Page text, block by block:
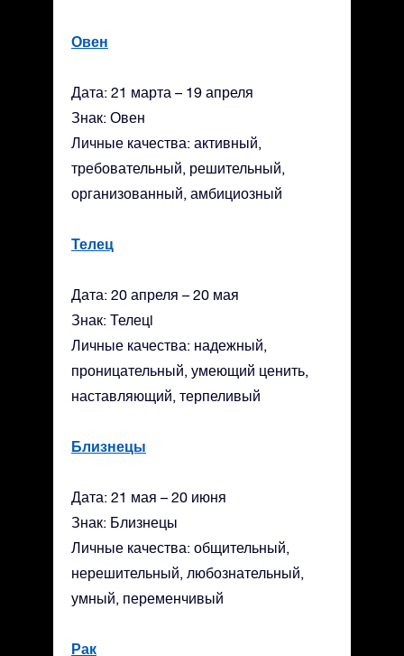
Овен
Дата: 21 марта – 19 апреля
Знак: Овен
Личные качества: активный,
требовательный, решительный,
организованный, амбициозный
Телец
Дата: 20 апреля – 20 мая
Знак: Телецl
Личные качества: надежный,
проницательный, умеющий ценить,
наставляющий, терпеливый
Близнецы
Дата: 21 мая – 20 июня
Знак: Близнецы
Личные качества: общительный,
нерешительный, любознательный,
умный, переменчивый
Рак